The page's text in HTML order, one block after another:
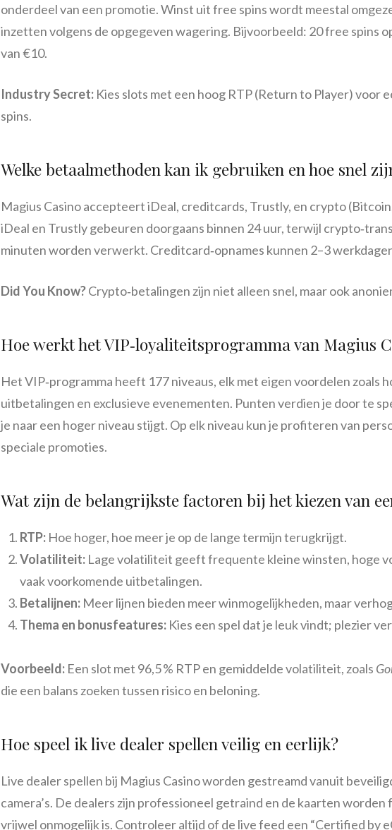
onderdeel van een promotie. Winst uit free spins wordt meestal
inzetten volgens de opgegeven wagering. Bijvoorbeeld: 20 free spins
van €10.
Industry Secret:Kies slots met een hoog RTP (Return to Player) voor
spins.
Welke betaalmethoden kan ik gebruiken en hoe snel
Magius Casino accepteert iDeal, creditcards, Trustly, en crypto
iDeal en Trustly gebeuren doorgaans binnen 24 uur, terwijl
minuten worden verwerkt. Creditcard‑opnames kunnen 2–3
Did You Know?Crypto‑betalingen zijn niet alleen snel, maar ook
Hoe werkt het VIP‑loyaliteitsprogramma van Magius
Het VIP‑programma heeft 177 niveaus, elk met eigen voordelen zoals
uitbetalingen en exclusieve evenementen. Punten verdien je door te
je naar een hoger niveau stijgt. Op elk niveau kun je profiteren van
speciale promoties.
Wat zijn de belangrijkste factoren bij het kiezen van
RTP:Hoe hoger, hoe meer je op de lange termijn terugkrijgt.
Volatiliteit:Lage volatiliteit geeft frequente kleine winsten, hoge
vaak voorkomende uitbetalingen.
Betalijnen:Meer lijnen bieden meer winmogelijkheden, maar
Thema en bonusfeatures:Kies een spel dat je leuk vindt; plezier
Voorbeeld:Een slot met 96,5 % RTP en gemiddelde volatiliteit, zoals
die een balans zoeken tussen risico en beloning.
Hoe speel ik live dealer spellen veilig en eerlijk?
Live dealer spellen bij Magius Casino worden gestreamd vanuit
camera’s. De dealers zijn professioneel getraind en de kaarten
vrijwel onmogelijk is. Controleer altijd of de live feed een “Certified by